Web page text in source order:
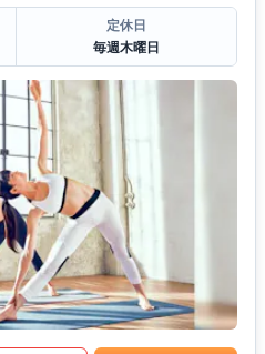
定休日
毎週木曜日